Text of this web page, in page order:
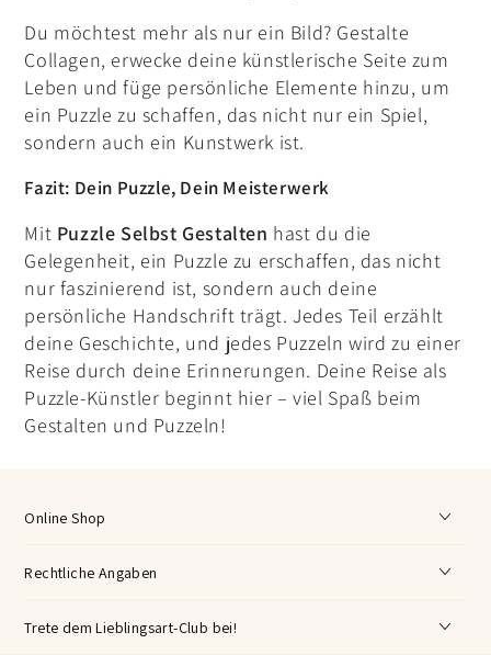
Du möchtest mehr als nur ein Bild? Gestalte
Collagen, erwecke deine künstlerische Seite zum
Leben und füge persönliche Elemente hinzu, um
ein Puzzle zu schaffen, das nicht nur ein Spiel,
sondern auch ein Kunstwerk ist.
Fazit: Dein Puzzle, Dein Meisterwerk
Mit Puzzle Selbst Gestalten hast du die
Gelegenheit, ein Puzzle zu erschaffen, das nicht
nur faszinierend ist, sondern auch deine
persönliche Handschrift trägt. Jedes Teil erzählt
deine Geschichte, und jedes Puzzeln wird zu einer
Reise durch deine Erinnerungen. Deine Reise als
Puzzle-Künstler beginnt hier – viel Spaß beim
Gestalten und Puzzeln!
Online Shop
Rechtliche Angaben
Trete dem Lieblingsart-Club bei!